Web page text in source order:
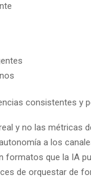
consistentes y
y no las métricas
a los
formatos que la IA
de orquestar de